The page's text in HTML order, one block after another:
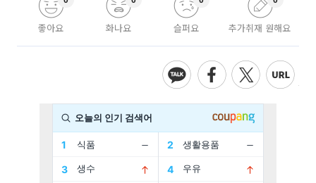
좋아요 화나요 슬퍼요 추가취재 원해요